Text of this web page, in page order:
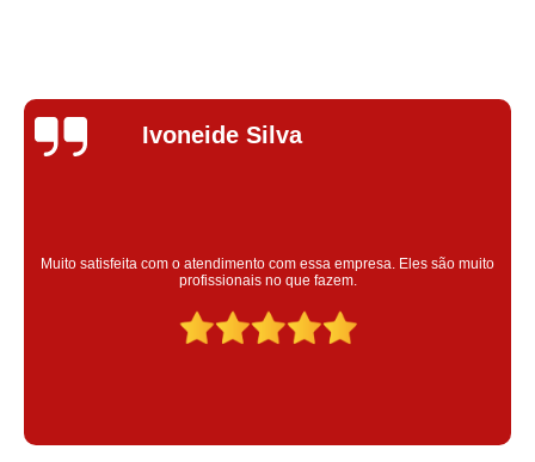
Silvana Alves
Super satisfeita com o serviço prestado, atendimento muito bom!
colaoradores educado e transparente, destaque para o colaborador
Claudinei excelente profissional!